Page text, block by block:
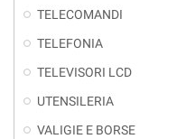
TELECOMANDI
TELEFONIA
TELEVISORI LCD
UTENSILERIA
VALIGIE E BORSE